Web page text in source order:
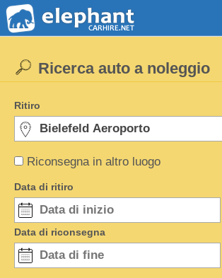
Riconsegna in altro luogo
Ricerca auto a noleggio
Ritiro
Data di ritiro
Data di riconsegna